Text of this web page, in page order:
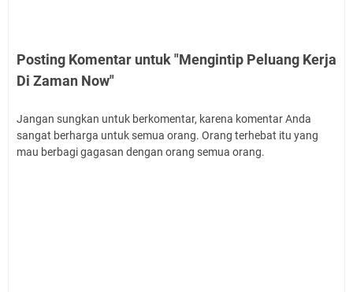
Posting Komentar untuk "Mengintip Peluang Kerja
Di Zaman Now"
Jangan sungkan untuk berkomentar, karena komentar Anda
sangat berharga untuk semua orang. Orang terhebat itu yang
mau berbagi gagasan dengan orang semua orang.